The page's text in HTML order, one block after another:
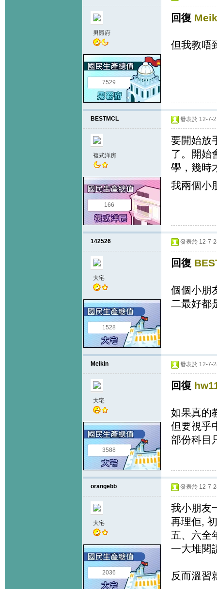
男爵府
7529
回復
但我教唔
BESTMCL
複式洋房
166
發表於 12-7-
要開始放
了。開始
學，幾時
我兩個小
142526
大宅
1528
發表於 12-7-
回復
個個小朋
二最好都
Meikin
大宅
3588
發表於 12-7-
回復
如果真的
但要視乎
部份科目
orangebb
大宅
2036
發表於 12-7-
我小朋友
再理佢,
五、六全
一大堆閱
反而溫習